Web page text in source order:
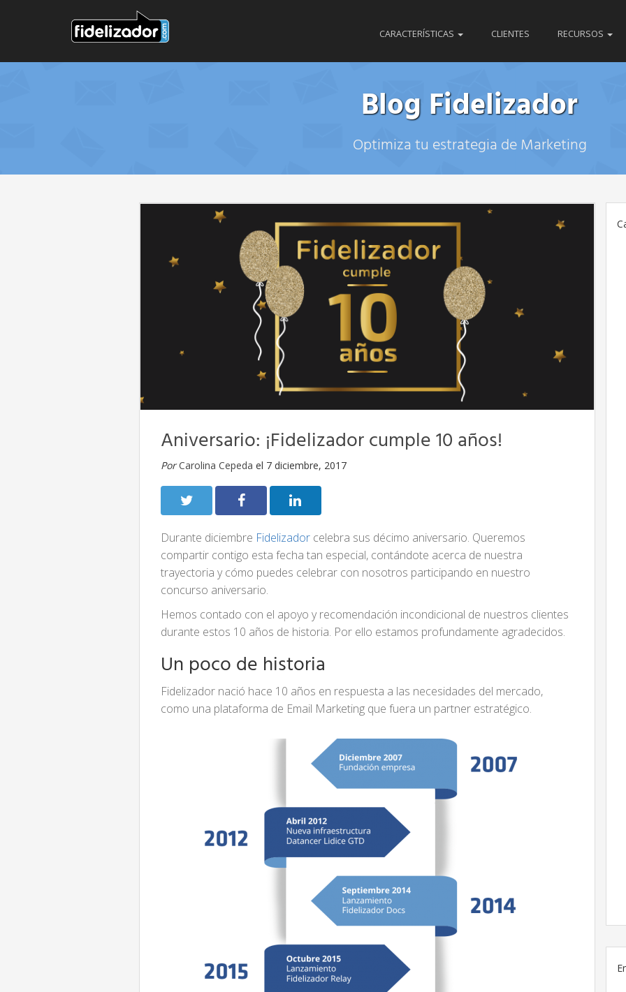
CARACTERÍSTICAS CLIENTES RECURSOS
Blog Fidelizador
Optimiza tu estrategia de Marketing
Aniversario: ¡Fidelizador cumple 10 años!
Por Carolina Cepeda el 7 diciembre, 2017
Durante diciembre Fidelizador celebra sus décimo aniversario. Queremos
compartir contigo esta fecha tan especial, contándote acerca de nuestra
trayectoria y cómo puedes celebrar con nosotros participando en nuestro
concurso aniversario.
Hemos contado con el apoyo y recomendación incondicional de nuestros clientes
durante estos 10 años de historia. Por ello estamos profundamente agradecidos.
Un poco de historia
Fidelizador nació hace 10 años en respuesta a las necesidades del mercado,
como una plataforma de Email Marketing que fuera un partner estratégico.